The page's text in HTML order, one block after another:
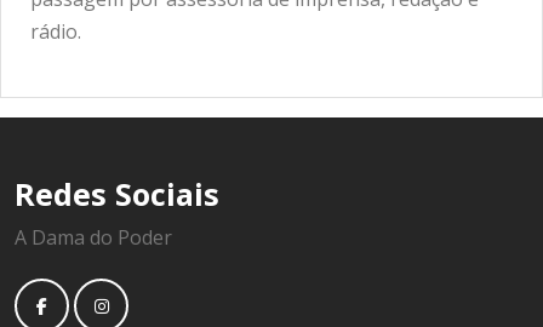
rádio.
Redes Sociais
A Dama do Poder